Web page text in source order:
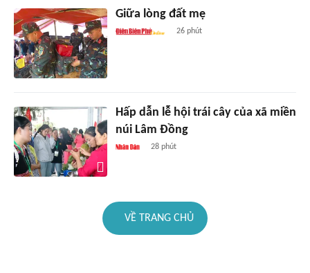
Giữa lòng đất mẹ
26 phút
Hấp dẫn lễ hội trái cây của xã miền
núi Lâm Đồng
28 phút
VỀ TRANG CHỦ